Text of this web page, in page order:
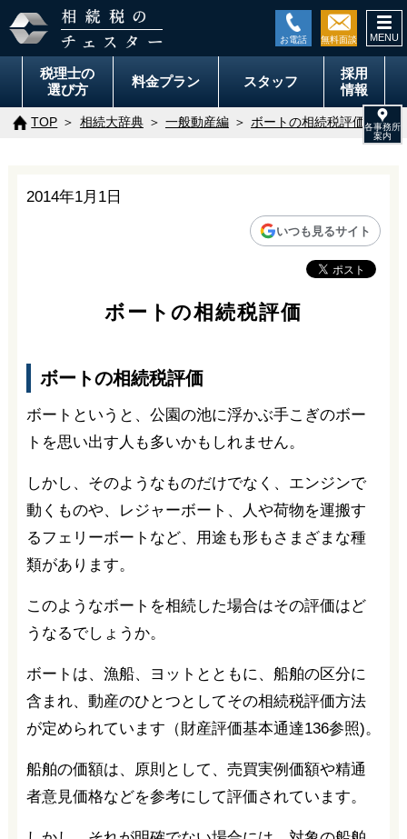
税理士の
選び方
料金プラン スタッフ
採用
情報
TOP 相続大辞典 一般動産編 ボートの相続税評価
2014年1月1日
いつも見るサイト
ボートの相続税評価
ボートの相続税評価
ボートというと、公園の池に浮かぶ手こぎのボー
トを思い出す人も多いかもしれません。
しかし、そのようなものだけでなく、エンジンで
動くものや、レジャーボート、人や荷物を運搬す
るフェリーボートなど、用途も形もさまざまな種
類があります。
このようなボートを相続した場合はその評価はど
うなるでしょうか。
ボートは、漁船、ヨットとともに、船舶の区分に
含まれ、動産のひとつとしてその相続税評価方法
が定められています（財産評価基本通達136参照)。
船舶の価額は、原則として、売買実例価額や精通
者意見価格などを参考にして評価されています。